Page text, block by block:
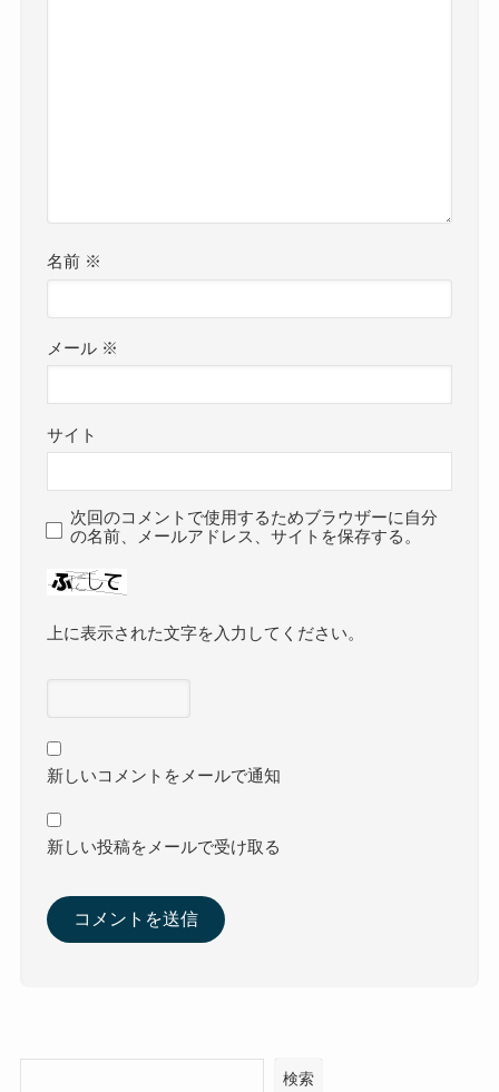
名前 ※
メール ※
サイト
次回のコメントで使用するためブラウザーに自分
の名前、メールアドレス、サイトを保存する。
上に表示された文字を入力してください。
新しいコメントをメールで通知
新しい投稿をメールで受け取る
検索